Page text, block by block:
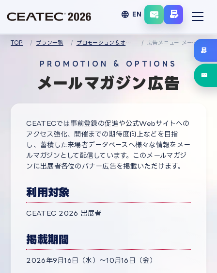
language EN
TOP プラン一覧 プロモーション＆オプションメニュー 広告メニュー メールマガジン広告
PROMOTION & OPTIONS
メールマガジン広告
CEATECでは事前登録の促進や公式Webサイトへの
アクセス強化、開催までの期待度向上などを目指
し、蓄積した来場者データベースへ様々な情報をメー
ルマガジンとして配信しています。このメールマガジ
ンに出展者各位のバナー広告を掲載いただけます。
利用対象
CEATEC 2026 出展者
掲載期間
2026年9月16日（水）～10月16日（金）